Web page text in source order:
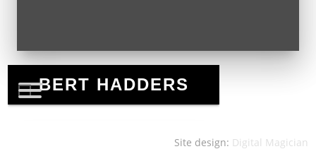
Site design: Digital Magician